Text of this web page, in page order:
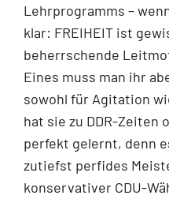
Lehrprogramms –
klar: FREIHEIT ist
beherrschende
Eines muss man ihr
sowohl für Agitation
hat sie zu DDR-Zeiten
perfekt gelernt, denn
zutiefst perfides
konservativer CDU-